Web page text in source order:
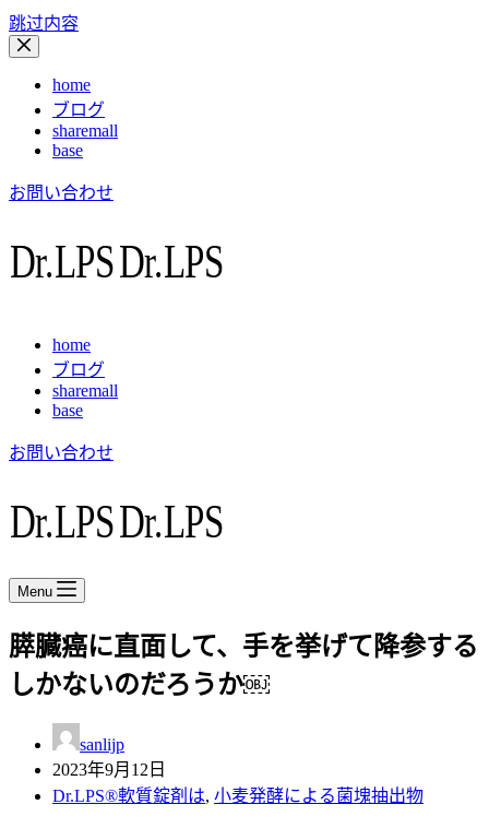
跳过内容
home
ブログ
sharemall
base
お問い合わせ
home
ブログ
sharemall
base
お問い合わせ
Menu
膵臓癌に直面して、手を挙げて降参する
しかないのだろうか￼
sanlijp
2023年9月12日
Dr.LPS®軟質錠剤は, 小麦発酵による菌塊抽出物